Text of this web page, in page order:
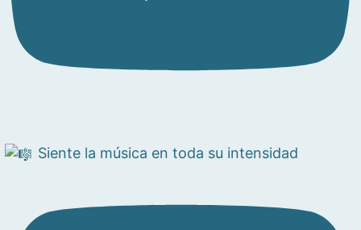
Siente la música en toda su intensidad